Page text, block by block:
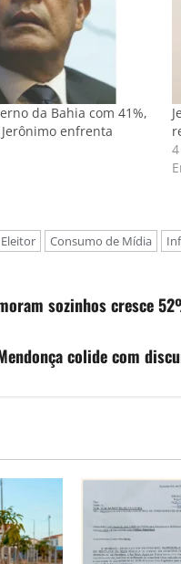
da Bahia com 41%,
enfrenta
Consumo de Mídia
sozinhos cresce
colide com